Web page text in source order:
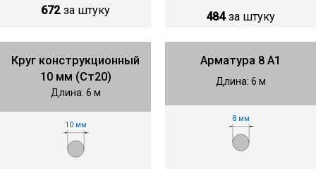
672 за штуку 484 за штуку
Круг конструкционный
10 мм (Ст20)
Длина: 6 м
10 мм
Арматура 8 А1
Длина: 6 м
8 мм